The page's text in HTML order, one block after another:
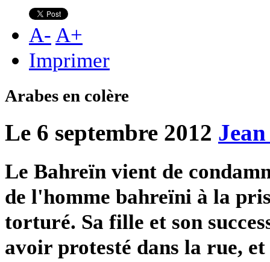
A- A+
Imprimer
Arabes en colère
Le 6 septembre 2012
Le Bahreïn vient de
de l'homme bahreïni à la
torturé. Sa fille et son
avoir protesté dans la rue,